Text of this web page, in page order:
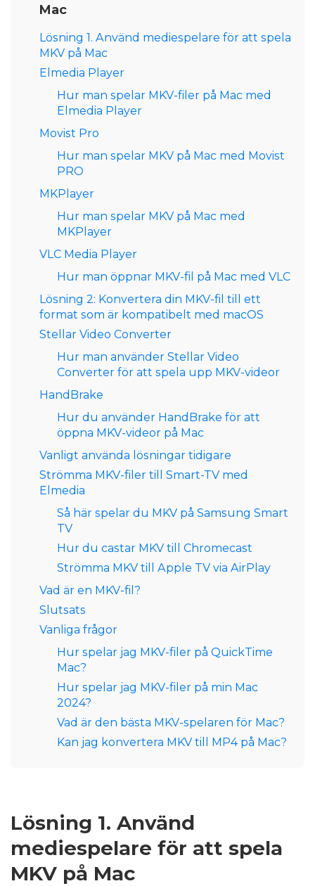
Mac
Lösning 1. Använd mediespelare för att spela
MKV på Mac
Elmedia Player
Hur man spelar MKV-filer på Mac med
Elmedia Player
Movist Pro
Hur man spelar MKV på Mac med Movist
PRO
MKPlayer
Hur man spelar MKV på Mac med
MKPlayer
VLC Media Player
Hur man öppnar MKV-fil på Mac med VLC
Lösning 2: Konvertera din MKV-fil till ett
format som är kompatibelt med macOS
Stellar Video Converter
Hur man använder Stellar Video
Converter för att spela upp MKV-videor
HandBrake
Hur du använder HandBrake för att
öppna MKV-videor på Mac
Vanligt använda lösningar tidigare
Strömma MKV-filer till Smart-TV med
Elmedia
Så här spelar du MKV på Samsung Smart
TV
Hur du castar MKV till Chromecast
Strömma MKV till Apple TV via AirPlay
Vad är en MKV-fil?
Slutsats
Vanliga frågor
Hur spelar jag MKV-filer på QuickTime
Mac?
Hur spelar jag MKV-filer på min Mac
2024?
Vad är den bästa MKV-spelaren för Mac?
Kan jag konvertera MKV till MP4 på Mac?
Lösning 1. Använd
mediespelare för att spela
MKV på Mac